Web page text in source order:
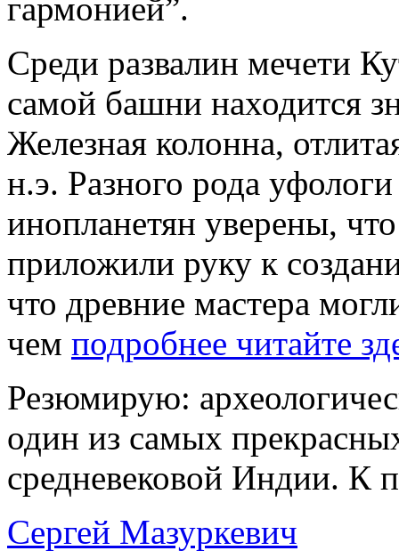
гармонией”.
Среди развалин мечети
самой башни находится
Железная колонна,
н.э. Разного рода
инопланетян уверены,
приложили руку к
что древние мастера
чем подробнее читайте
Резюмирую:
один из самых
средневековой Индии. К
Сергей Мазуркевич